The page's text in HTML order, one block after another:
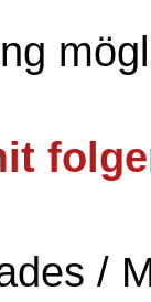
/